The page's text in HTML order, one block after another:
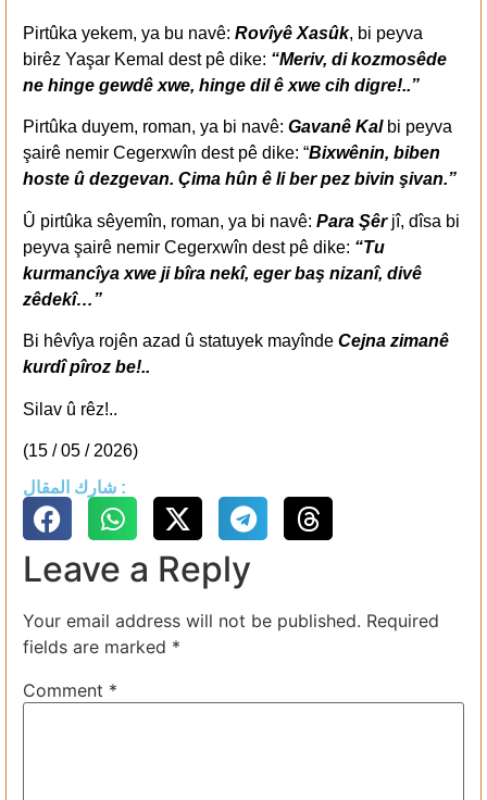
Pirtûka yekem, ya bu navê: Rovîyê Xasûk, bi peyva
birêz Yaşar Kemal dest pê dike: “Meriv, di kozmosêde
ne hinge gewdê xwe, hinge dil ê xwe cih digre!..”
Pirtûka duyem, roman, ya bi navê: Gavanê Kal bi peyva
şairê nemir Cegerxwîn dest pê dike: “Bixwênin, biben
hoste û dezgevan. Çima hûn ê li ber pez bivin şivan.”
Û pirtûka sêyemîn, roman, ya bi navê: Para Şêrjî, dîsa bi
peyva şairê nemir Cegerxwîn dest pê dike: “Tu
kurmancîya xwe ji bîra nekî, eger baş nizanî, divê
zêdekî…”
Bi hêvîya rojên azad û statuyek mayînde Cejna zimanê
kurdî pîroz be!..
Silav û rêz!..
(15 / 05 / 2026)
شارك المقال :
Leave a Reply
Your email address will not be published. Required
fields are marked *
Comment *